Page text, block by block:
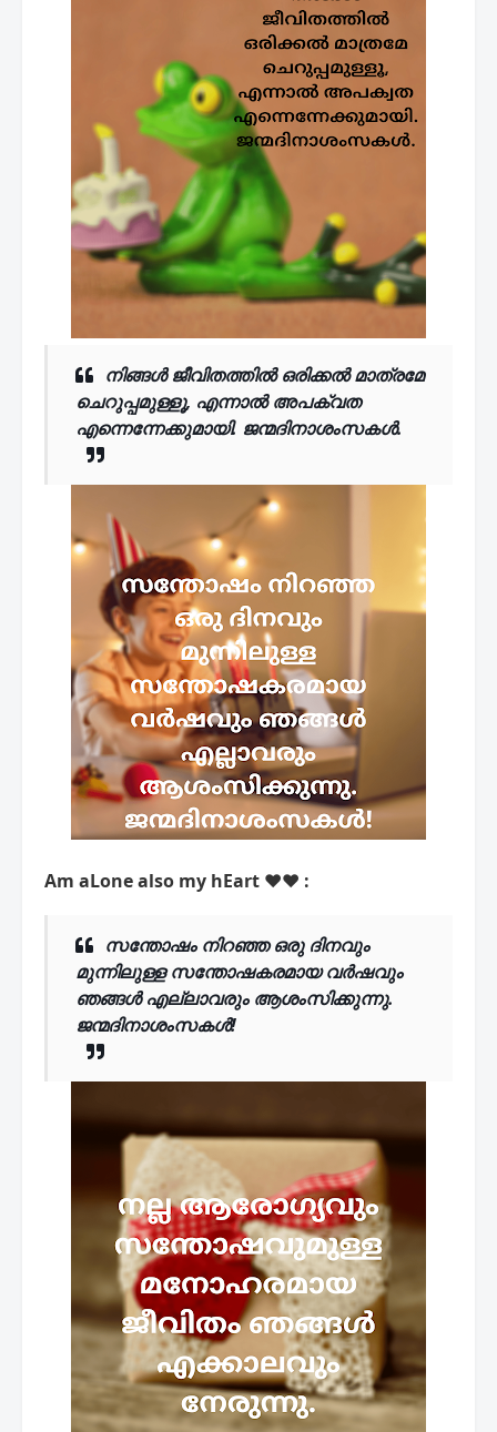
നിങ്ങൾ ജീവിതത്തിൽ ഒരിക്കൽ മാത്രമേ
ചെറുപ്പമുള്ളൂ, എന്നാൽ അപക്വത
എന്നെന്നേക്കുമായി. ജന്മദിനാശംസകൾ.
Am aLone also my hEart ♥♥ :
സന്തോഷം നിറഞ്ഞ ഒരു ദിനവും
മുന്നിലുള്ള സന്തോഷകരമായ വർഷവും
ഞങ്ങൾ എല്ലാവരും ആശംസിക്കുന്നു.
ജന്മദിനാശംസകൾ!